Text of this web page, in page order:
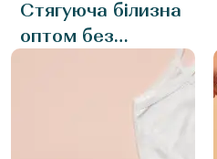
Стягуюча білизна
оптом без